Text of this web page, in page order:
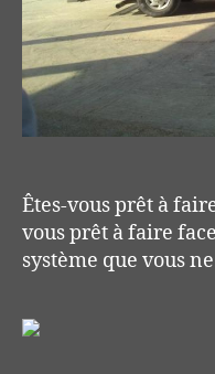
Êtes-vous prêt à
vous prêt à faire
système que vous